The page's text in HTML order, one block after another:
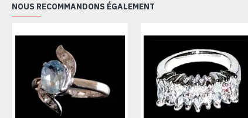
NOUS RECOMMANDONS ÉGALEMENT